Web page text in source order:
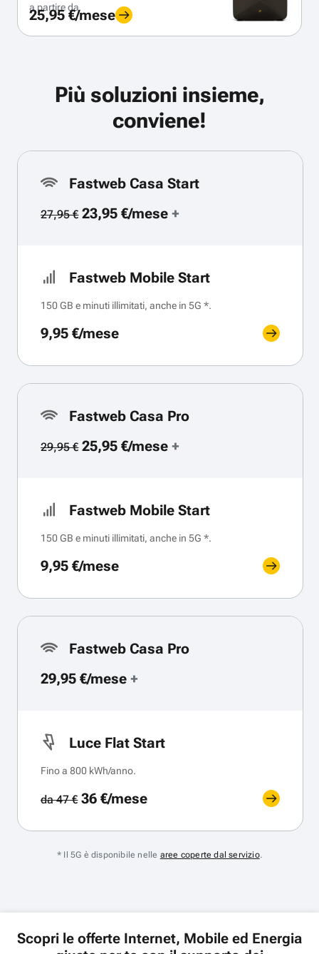
a partire da
25,95 €/mese
Più soluzioni insieme,
conviene!
Fastweb Casa Start
27,95 €23,95 €/mese+
Fastweb Mobile Start
150 GB e minuti illimitati, anche in 5G *.
9,95 €/mese
Fastweb Casa Pro
29,95 €25,95 €/mese+
Fastweb Mobile Start
150 GB e minuti illimitati, anche in 5G *.
9,95 €/mese
Fastweb Casa Pro
29,95 €/mese +
Luce Flat Start
Fino a 800 kWh/anno.
da 47 €36 €/mese
* Il 5G è disponibile nelle aree coperte dal servizio.
Scopri le offerte Internet, Mobile ed Energia